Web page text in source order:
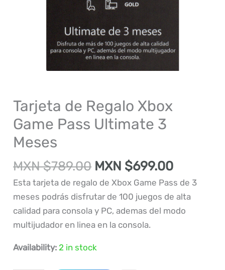
Tarjeta de Regalo Xbox
Game Pass Ultimate 3
Meses
MXN $789.00 Original
price
was:
MXN
$789.00.
MXN $699.00Current
price
is:
MXN
Esta tarjeta de regalo de Xbox Game Pass de 3
meses podrás disfrutar de 100 juegos de alta
calidad para consola y PC, ademas del modo
multijudador en linea en la consola.
Availability: 2 in stock